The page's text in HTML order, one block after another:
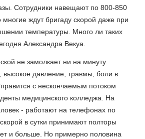
Сотрудники навещают по 800-850
многие ждут бригаду скорой даже при
температуры. Много ли таких
Александра Векуа.
не замолкает ни на минуту.
давление, травмы, боли в
с нескончаемым потоком
медицинского колледжа. На
- работают на телефонах по
в сутки принимают полторы
и больше. Но примерно половина